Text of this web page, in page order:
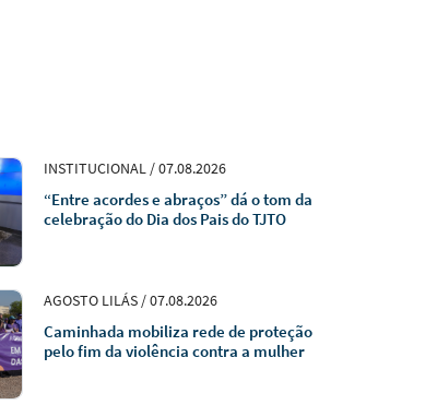
INSTITUCIONAL / 07.08.2026
“Entre acordes e abraços” dá o tom da
celebração do Dia dos Pais do TJTO
AGOSTO LILÁS / 07.08.2026
Caminhada mobiliza rede de proteção
pelo fim da violência contra a mulher